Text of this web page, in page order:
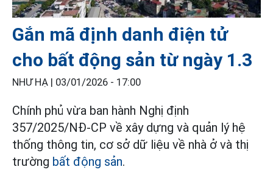
Gắn mã định danh điện tử
cho bất động sản từ ngày 1.3
NHƯ HẠ | 03/01/2026 - 17:00
Chính phủ vừa ban hành Nghị định
357/2025/NĐ-CP về xây dựng và quản lý hệ
thống thông tin, cơ sở dữ liệu về nhà ở và thị
trường bất động sản.